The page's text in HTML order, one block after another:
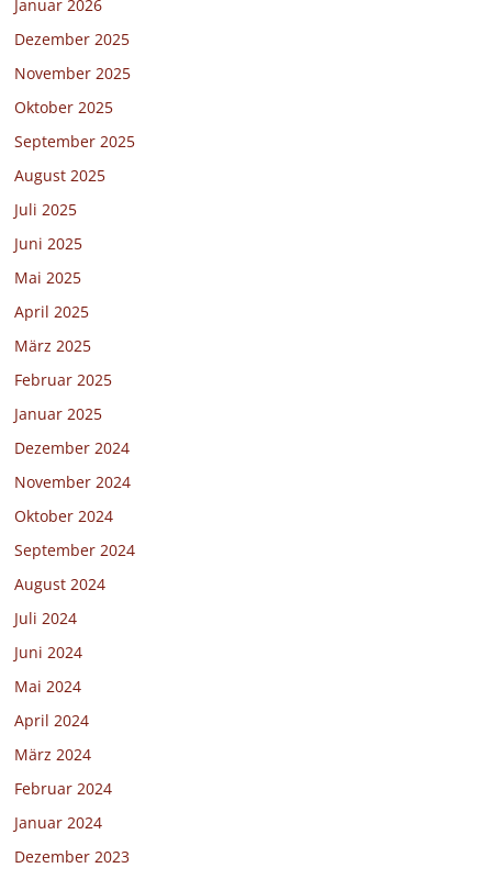
Januar 2026
Dezember 2025
November 2025
Oktober 2025
September 2025
August 2025
Juli 2025
Juni 2025
Mai 2025
April 2025
März 2025
Februar 2025
Januar 2025
Dezember 2024
November 2024
Oktober 2024
September 2024
August 2024
Juli 2024
Juni 2024
Mai 2024
April 2024
März 2024
Februar 2024
Januar 2024
Dezember 2023